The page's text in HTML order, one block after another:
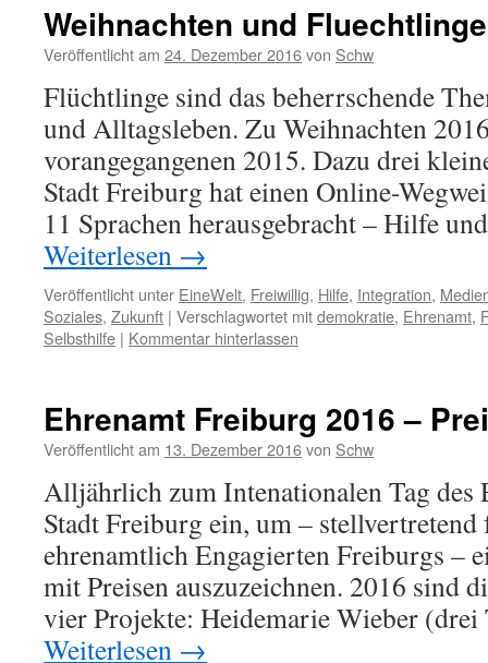
Weihnachten und Fluechtlinge
Veröffentlicht am 24. Dezember 2016von Schw
Flüchtlinge sind das beherrschende
und Alltagsleben. Zu Weihnachten
vorangegangenen 2015. Dazu drei
Stadt Freiburg hat einen Online-
11 Sprachen herausgebracht – Hilfe
Weiterlesen →
Veröffentlicht unter EineWelt, Freiwillig, Hilfe, Integration,
Soziales, Zukunft | Verschlagwortet mitdemokratie, Ehrenamt,
Selbsthilfe | Kommentar hinterlassen
Ehrenamt Freiburg 2016 –
Veröffentlicht am 13. Dezember 2016von Schw
Alljährlich zum Intenationalen Tag des
Stadt Freiburg ein, um –
ehrenamtlich Engagierten Freiburgs –
mit Preisen auszuzeichnen. 2016 sind
vier Projekte: Heidemarie Wieber
Weiterlesen →